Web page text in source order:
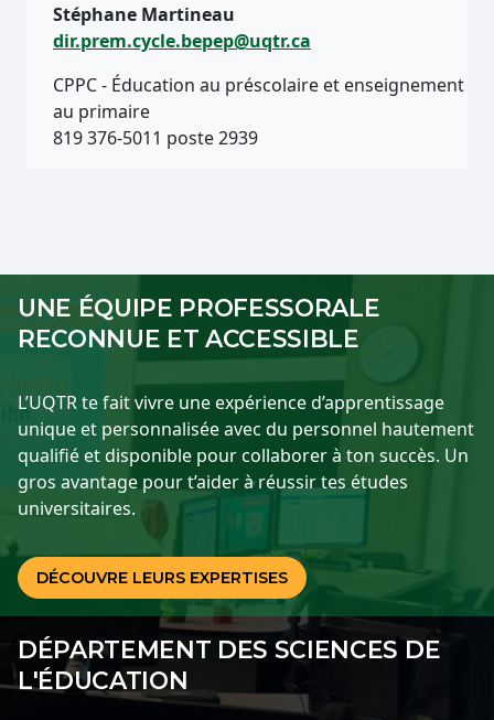
Stéphane Martineau
dir.prem.cycle.bepep@uqtr.ca
CPPC - Éducation au préscolaire et enseignement
au primaire
819 376-5011 poste 2939
UNE ÉQUIPE PROFESSORALE
RECONNUE ET ACCESSIBLE
L’UQTR te fait vivre une expérience d’apprentissage
unique et personnalisée avec du personnel hautement
qualifié et disponible pour collaborer à ton succès. Un
gros avantage pour t’aider à réussir tes études
universitaires.
DÉCOUVRE LEURS EXPERTISES
DÉPARTEMENT DES SCIENCES DE
L'ÉDUCATION